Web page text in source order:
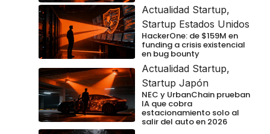
Actualidad Startup,
Startup Estados Unidos
HackerOne: de $159M en
funding a crisis existencial
en bug bounty
Actualidad Startup,
Startup Japón
NEC y UrbanChain prueban
IA que cobra
estacionamiento solo al
salir del auto en 2026